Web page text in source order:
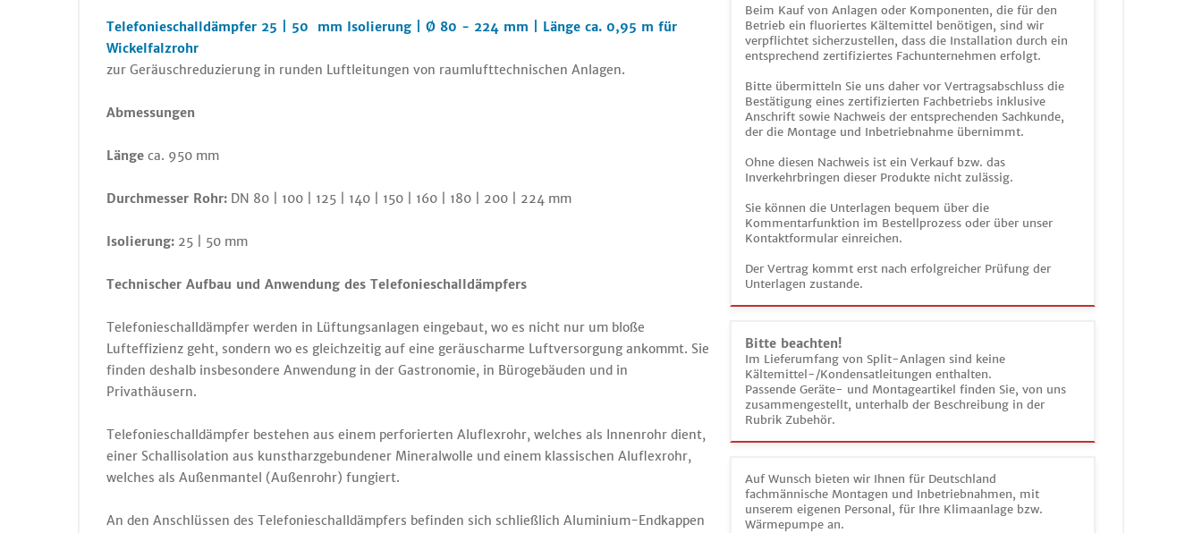
Beim Kauf von Anlagen oder Komponenten, die für den
Betrieb ein fluoriertes Kältemittel benötigen, sind wir
verpflichtet sicherzustellen, dass die Installation durch ein
entsprechend zertifiziertes Fachunternehmen erfolgt.
Bitte übermitteln Sie uns daher vor Vertragsabschluss die
Bestätigung eines zertifizierten Fachbetriebs inklusive
Anschrift sowie Nachweis der entsprechenden Sachkunde,
der die Montage und Inbetriebnahme übernimmt.
Ohne diesen Nachweis ist ein Verkauf bzw. das
Inverkehrbringen dieser Produkte nicht zulässig.
Sie können die Unterlagen bequem über die
Kommentarfunktion im Bestellprozess oder über unser
Kontaktformular einreichen.
Der Vertrag kommt erst nach erfolgreicher Prüfung der
Unterlagen zustande.
Bitte beachten!
Im Lieferumfang von Split-Anlagen sind keine
Kältemittel-/Kondensatleitungen enthalten.
Passende Geräte- und Montageartikel finden Sie, von uns
zusammengestellt, unterhalb der Beschreibung in der
Rubrik Zubehör.
Auf Wunsch bieten wir Ihnen für Deutschland
fachmännische Montagen und Inbetriebnahmen, mit
unserem eigenen Personal, für Ihre Klimaanlage bzw.
Wärmepumpe an.
Telefonieschalldämpfer 25 | 50 mm Isolierung | Ø 80 - 224 mm | Länge ca. 0,95 m für
Wickelfalzrohr
zur Geräuschreduzierung in runden Luftleitungen von raumlufttechnischen Anlagen.
Abmessungen
Länge ca. 950 mm
Durchmesser Rohr: DN 80 | 100 | 125 | 140 | 150 | 160 | 180 | 200 | 224 mm
Isolierung: 25 | 50 mm
Technischer Aufbau und Anwendung des Telefonieschalldämpfers
Telefonieschalldämpfer werden in Lüftungsanlagen eingebaut, wo es nicht nur um bloße
Lufteffizienz geht, sondern wo es gleichzeitig auf eine geräuscharme Luftversorgung ankommt. Sie
finden deshalb insbesondere Anwendung in der Gastronomie, in Bürogebäuden und in
Privathäusern.
Telefonieschalldämpfer bestehen aus einem perforierten Aluflexrohr, welches als Innenrohr dient,
einer Schallisolation aus kunstharzgebundener Mineralwolle und einem klassischen Aluflexrohr,
welches als Außenmantel (Außenrohr) fungiert.
An den Anschlüssen des Telefonieschalldämpfers befinden sich schließlich Aluminium-Endkappen